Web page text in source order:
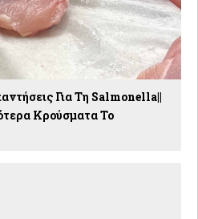
Για Τη Salmonella||
Κρούσματα Το